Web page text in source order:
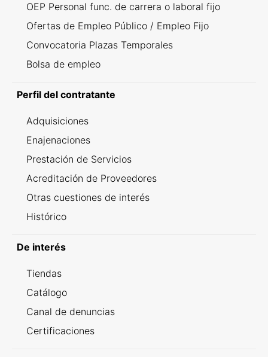
OEP Personal func. de carrera o laboral fijo
Ofertas de Empleo Público / Empleo Fijo
Convocatoria Plazas Temporales
Bolsa de empleo
Perfil del contratante
Adquisiciones
Enajenaciones
Prestación de Servicios
Acreditación de Proveedores
Otras cuestiones de interés
Histórico
De interés
Tiendas
Catálogo
Canal de denuncias
Certificaciones